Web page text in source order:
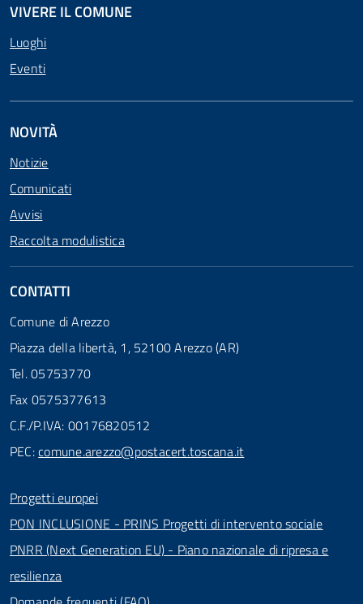
VIVERE IL COMUNE
Luoghi
Eventi
NOVITÀ
Notizie
Comunicati
Avvisi
Raccolta modulistica
CONTATTI
Comune di Arezzo
Piazza della libertà, 1, 52100 Arezzo (AR)
Tel. 05753770
Fax 0575377613
C.F./P.IVA: 00176820512
PEC:comune.arezzo@postacert.toscana.it
Progetti europei
PON INCLUSIONE - PRINS Progetti di intervento sociale
PNRR (Next Generation EU) - Piano nazionale di ripresa e
resilienza